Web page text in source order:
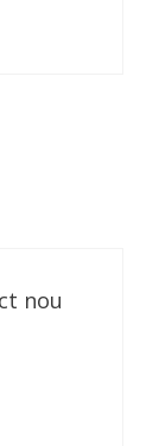
nou